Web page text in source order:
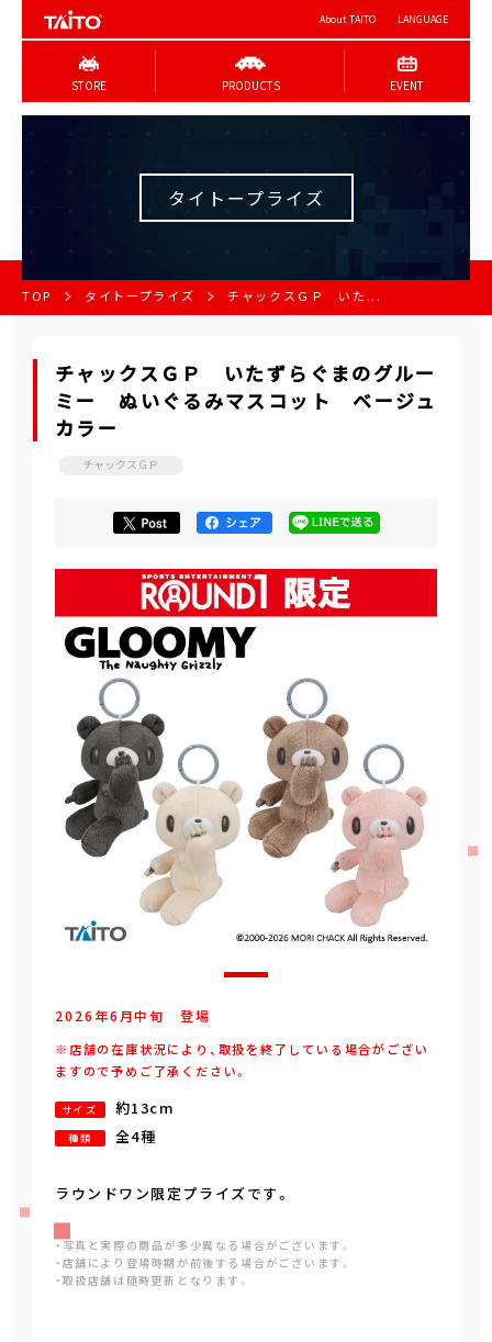
About TAITO LANGUAGE
STORE PRODUCTS EVENT
タイトープライズ
TOP タイトープライズ チャックスＧＰ いた...
チャックスＧＰ いたずらぐまのグルー
ミー ぬいぐるみマスコット ベージュ
カラー
チャックスＧＰ
2026年6 月中旬 登場
※店舗の在庫状況により、取扱を終了している場合がござい
ますので予めご了承ください。
サイズ 約13cm
種類 全4種
ラウンドワン限定プライズです。
・写真と実際の商品が多少異なる場合がございます。
・店舗により登場時期が前後する場合がございます。
・取扱店舗は随時更新となります。